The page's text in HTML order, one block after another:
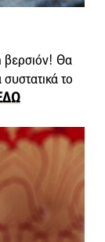
βερσιόν! Θα
το